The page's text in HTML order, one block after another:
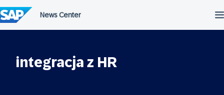
do
treści
integracja z HR